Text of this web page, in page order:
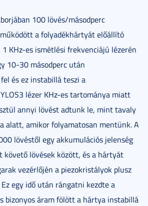
100 lövés/másodperc
a folyadékhártyát előállító
1 KHz-es ismétlési frekvenciájú lézerén
10-30 másodperc után
és ez instabillá teszi a
lézer KHz-es tartománya miatt
annyi lövést adtunk le, mint tavaly
alatt, amikor folyamatosan mentünk. A
lövéstől egy akkumulációs jelenség
követő lövések között, és a hártyát
vezérlőjén a piezokristályok plusz
egy idő után rángatni kezdte a
bizonyos áram fölött a hártya instabillá